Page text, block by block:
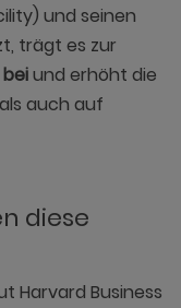
und seinen
trägt es zur
und erhöht die
auch auf
diese
Harvard Business